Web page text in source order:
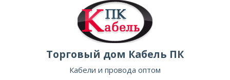
Торговый дом Кабель ПК
Кабели и провода оптом